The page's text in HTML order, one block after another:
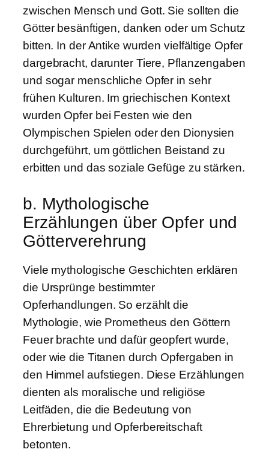
zwischen Mensch und Gott. Sie sollten die
Götter besänftigen, danken oder um Schutz
bitten. In der Antike wurden vielfältige Opfer
dargebracht, darunter Tiere, Pflanzengaben
und sogar menschliche Opfer in sehr
frühen Kulturen. Im griechischen Kontext
wurden Opfer bei Festen wie den
Olympischen Spielen oder den Dionysien
durchgeführt, um göttlichen Beistand zu
erbitten und das soziale Gefüge zu stärken.
b. Mythologische
Erzählungen über Opfer und
Götterverehrung
Viele mythologische Geschichten erklären
die Ursprünge bestimmter
Opferhandlungen. So erzählt die
Mythologie, wie Prometheus den Göttern
Feuer brachte und dafür geopfert wurde,
oder wie die Titanen durch Opfergaben in
den Himmel aufstiegen. Diese Erzählungen
dienten als moralische und religiöse
Leitfäden, die die Bedeutung von
Ehrerbietung und Opferbereitschaft
betonten.